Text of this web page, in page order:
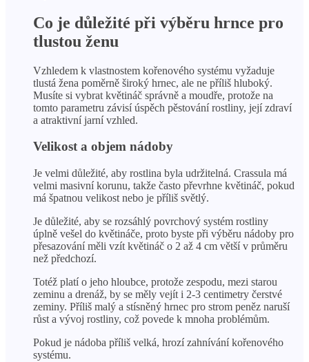
Co je důležité při výběru hrnce pro
tlustou ženu
Vzhledem k vlastnostem kořenového systému vyžaduje
tlustá žena poměrně široký hrnec, ale ne příliš hluboký.
Musíte si vybrat květináč správně a moudře, protože na
tomto parametru závisí úspěch pěstování rostliny, její zdraví
a atraktivní jarní vzhled.
Velikost a objem nádoby
Je velmi důležité, aby rostlina byla udržitelná. Crassula má
velmi masivní korunu, takže často převrhne květináč, pokud
má špatnou velikost nebo je příliš světlý.
Je důležité, aby se rozsáhlý povrchový systém rostliny
úplně vešel do květináče, proto byste při výběru nádoby pro
přesazování měli vzít květináč o 2 až 4 cm větší v průměru
než předchozí.
Totéž platí o jeho hloubce, protože zespodu, mezi starou
zeminu a drenáž, by se měly vejít i 2-3 centimetry čerstvé
zeminy. Příliš malý a stísněný hrnec pro strom peněz naruší
růst a vývoj rostliny, což povede k mnoha problémům.
Pokud je nádoba příliš velká, hrozí zahnívání kořenového
systému.